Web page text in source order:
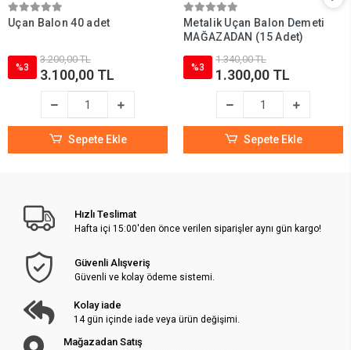
Uçan Balon 40 adet
%3
3.200,00 TL
3.100,00 TL
Sepete Ekle
Metalik Uçan Balon Demeti
MAĞAZADAN (15 Adet)
%3
1.340,00 TL
1.300,00 TL
Sepete Ekle
Hızlı Teslimat
Hafta içi 15:00'den önce verilen siparişler aynı gün kargo!
Güvenli Alışveriş
Güvenli ve kolay ödeme sistemi.
Kolay iade
14 gün içinde iade veya ürün değişimi.
Mağazadan Satış